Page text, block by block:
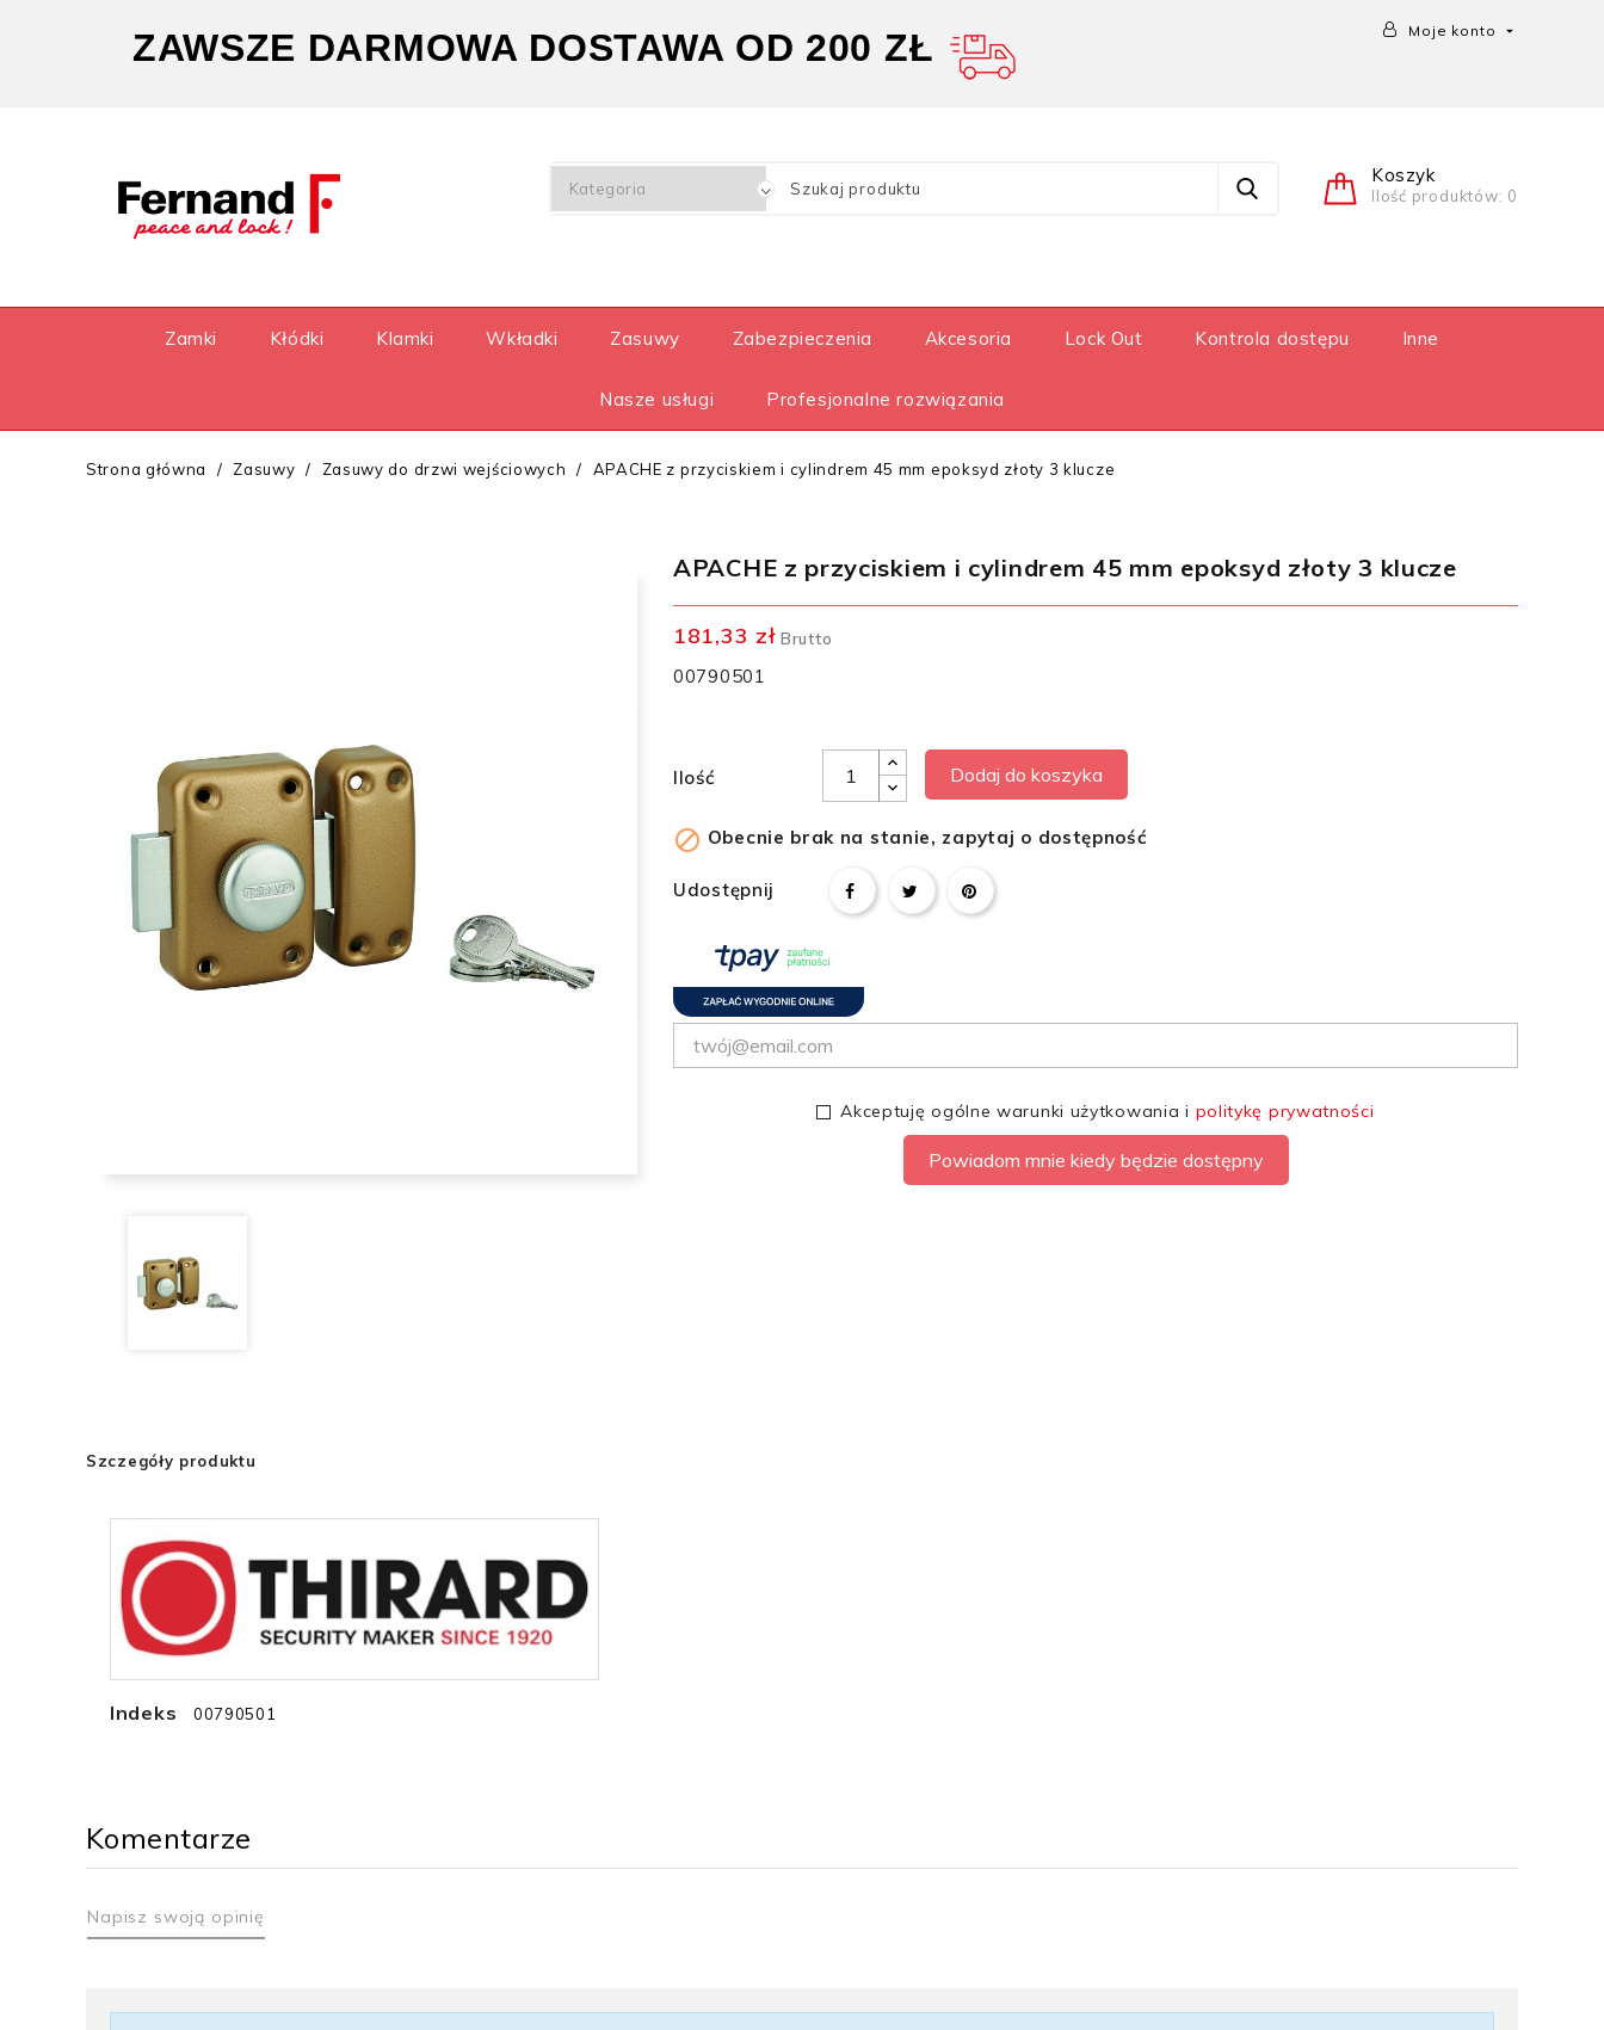
Moje konto 
ZAWSZE DARMOWA DOSTAWA OD 200 ZŁ
Koszyk
Ilość produktów: 0
Zamki Kłódki Klamki Wkładki Zasuwy Zabezpieczenia Akcesoria Lock Out Kontrola dostępu Inne
Nasze usługi Profesjonalne rozwiązania
Strona główna Zasuwy Zasuwy do drzwi wejściowych APACHE z przyciskiem i cylindrem 45 mm epoksyd złoty 3 klucze
APACHE z przyciskiem i cylindrem 45 mm epoksyd złoty 3 klucze
181,33 zł Brutto
00790501
Ilość Dodaj do koszyka
 Obecnie brak na stanie, zapytaj o dostępność
Udostępnij
Akceptuję ogólne warunki użytkowania i politykę prywatności
Powiadom mnie kiedy będzie dostępny
Szczegóły produktu
Indeks 00790501
Komentarze
Napisz swoją opinię